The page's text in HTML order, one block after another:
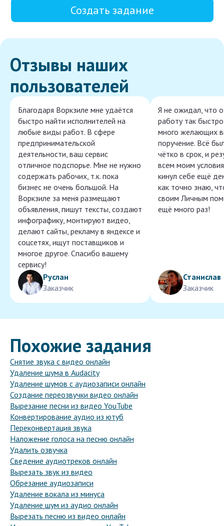
Создать задание
Отзывы наших
пользователей
Благодаря Воркзиле мне удаётся
быстро найти исполнителей на
любые виды работ. В сфере
предпринимательской
деятельности, ваш сервис
отличное подспорье. Мне не нужно
содержать рабочих, т.к. пока
бизнес не очень большой. На
Воркзиле за меня размещают
объявления, пишут тексты, создают
инфографику, монтируют видео,
делают сайты, рекламу в яндексе и
соцсетях, ищут поставщиков и
многое другое. Спасибо вашему
сервису!
Руслан
Заказчик
Я не ожидал, что
работу так
много желающих
поручение. Всё
чётко в срок, и
всем моим
кинул себе ещё
как точно знаю,
своим Личным
ещё много раз!
Станислав
Заказчик
Похожие задания
Снятие звука с видео онлайн
Удаление шума в Audacity
Удаление шумов с аудиозаписи онлайн
Создание переозвучки видео онлайн
Вырезание песни из видео YouTube
Конвертирование аудио из ютуб
Переконвертация звука
Наложение голоса на песню онлайн
Удалить озвучка
Сведение аудиотреков онлайн
Вырезать звук из видео
Обрезание аудиозаписи
Удаление вокала из минуса
Удаление шум из аудио онлайн
Вырезать песню из видео онлайн